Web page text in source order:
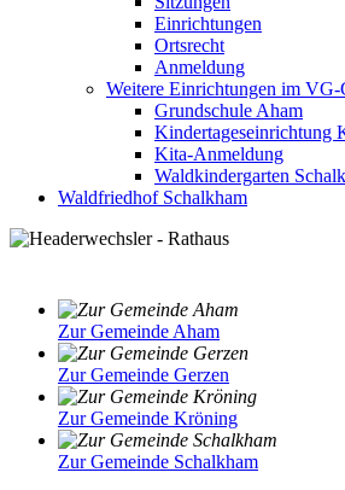
Einrichtungen
Ortsrecht
Anmeldung
Weitere Einrichtungen im VG-
Grundschule Aham
Kindertageseinrichtung
Kita-Anmeldung
Waldkindergarten
Waldfriedhof Schalkham
Zur Gemeinde Aham
Zur Gemeinde Gerzen
Zur Gemeinde Kröning
Zur Gemeinde Schalkham